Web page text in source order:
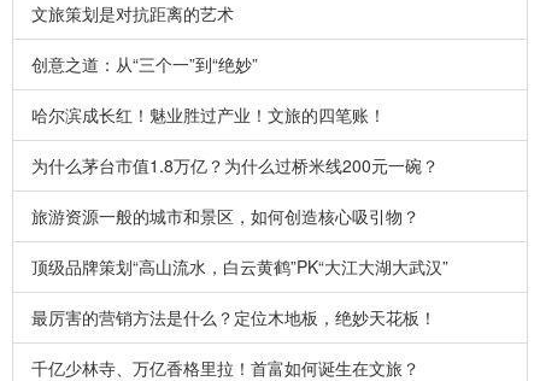
文旅策划是对抗距离的艺术
创意之道：从“三个一”到“绝妙”
哈尔滨成长红！魅业胜过产业！文旅的四笔账！
为什么茅台市值1.8万亿？为什么过桥米线200元一碗？
旅游资源一般的城市和景区，如何创造核心吸引物？
顶级品牌策划“高山流水，白云黄鹤”PK“大江大湖大武汉”
最厉害的营销方法是什么？定位木地板，绝妙天花板！
千亿少林寺、万亿香格里拉！首富如何诞生在文旅？